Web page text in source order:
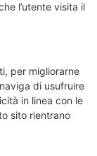
l’utente visita il
per migliorarne
di usufruire
in linea con le
sito rientrano